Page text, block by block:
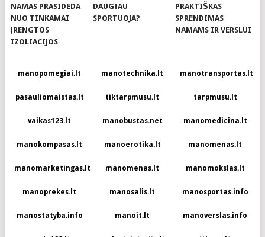
NAMAS PRASIDEDA
NUO TINKAMAI
ĮRENGTOS
IZOLIACIJOS
DAUGIAU
SPORTUOJA?
PRAKTIŠKAS
SPRENDIMAS
NAMAMS IR VERSLUI
manopomegiai.lt manotechnika.lt manotransportas.lt
pasauliomaistas.lt tiktarpmusu.lt tarpmusu.lt
vaikas123.lt manobustas.net manomedicina.lt
manokompasas.lt manoerotika.lt manomenas.lt
manomarketingas.lt manomenas.lt manomokslas.lt
manoprekes.lt manosalis.lt manosportas.info
manostatyba.info manoit.lt manoverslas.info